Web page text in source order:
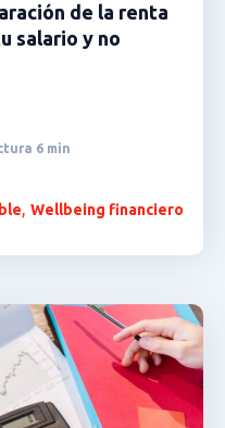
de la renta
salario y no
6 min
, Wellbeing financiero